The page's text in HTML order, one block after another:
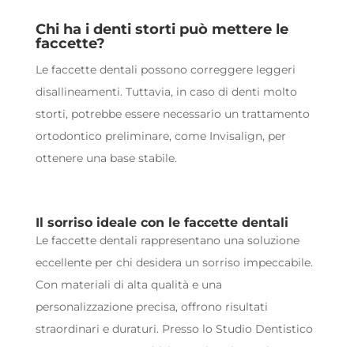
Chi ha i denti storti può mettere le
faccette?
Le faccette dentali possono correggere leggeri
disallineamenti. Tuttavia, in caso di denti molto
storti, potrebbe essere necessario un trattamento
ortodontico preliminare, come Invisalign, per
ottenere una base stabile.
Il sorriso ideale con le faccette dentali
Le faccette dentali rappresentano una soluzione
eccellente per chi desidera un sorriso impeccabile.
Con materiali di alta qualità e una
personalizzazione precisa, offrono risultati
straordinari e duraturi. Presso lo Studio Dentistico